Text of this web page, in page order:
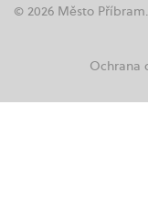
© 2026 Město
Ochrana